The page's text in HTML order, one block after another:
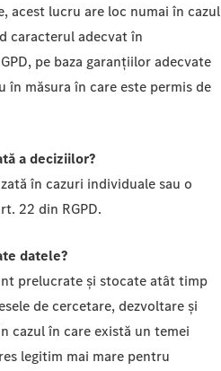
acest lucru are loc numai în cazul
caracterul adecvat în
pe baza garanțiilor adecvate
în măsura în care este permis de
a deciziilor?
în cazuri individuale sau o
22 din RGPD.
datele?
prelucrate și stocate atât timp
de cercetare, dezvoltare și
cazul în care există un temei
legitim mai mare pentru